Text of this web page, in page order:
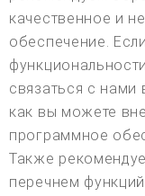
качественное и
обеспечение.
связаться с
как вы можете
программное
Также
перечнем